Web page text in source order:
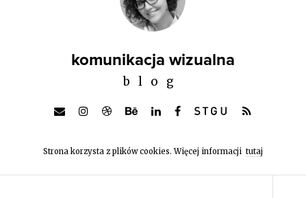
komunikacja wizualna
blog
Strona korzysta z plików cookies. Więcej informacji tutaj